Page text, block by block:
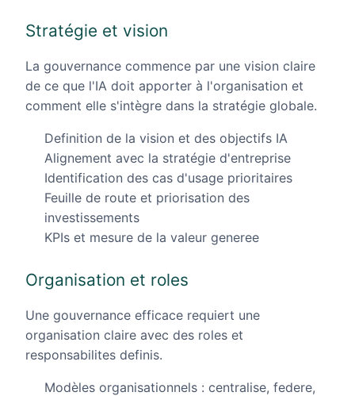
Stratégie et vision
La gouvernance commence par une vision claire
de ce que l'IA doit apporter à l'organisation et
comment elle s'intègre dans la stratégie globale.
Definition de la vision et des objectifs IA
Alignement avec la stratégie d'entreprise
Identification des cas d'usage prioritaires
Feuille de route et priorisation des
investissements
KPIs et mesure de la valeur generee
Organisation et roles
Une gouvernance efficace requiert une
organisation claire avec des roles et
responsabilites definis.
Modèles organisationnels : centralise, federe,